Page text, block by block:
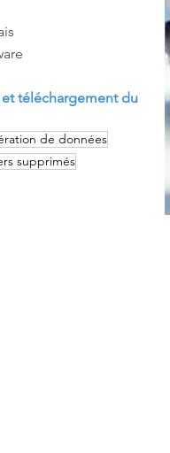
téléchargement du
de données
supprimés